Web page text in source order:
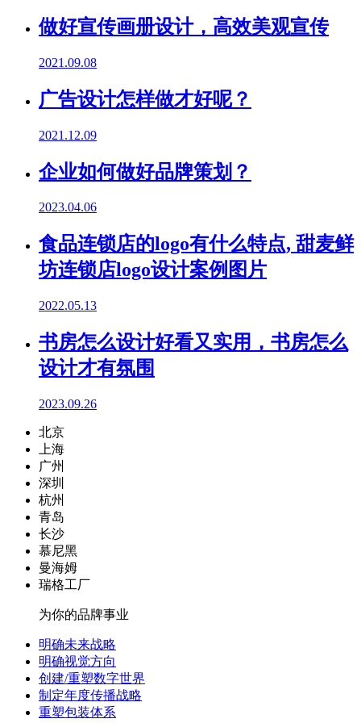
做好宣传画册设计，高效美观宣传
2021.09.08
广告设计怎样做才好呢？
2021.12.09
企业如何做好品牌策划？
2023.04.06
食品连锁店的logo有什么特点, 甜麦鲜
坊连锁店logo设计案例图片
2022.05.13
书房怎么设计好看又实用，书房怎么
设计才有氛围
2023.09.26
北京
上海
广州
深圳
杭州
青岛
长沙
慕尼黑
曼海姆
瑞格工厂
为你的品牌事业
明确未来战略
明确视觉方向
创建/重塑数字世界
制定年度传播战略
重塑包装体系